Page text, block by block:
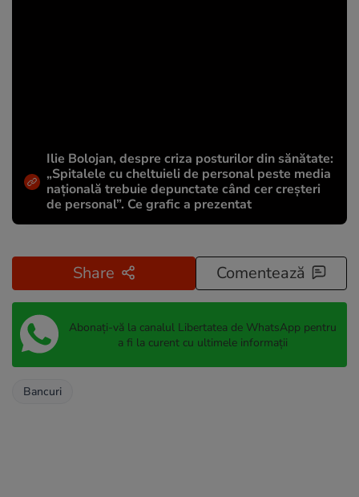
Ilie Bolojan, despre criza posturilor din sănătate:
„Spitalele cu cheltuieli de personal peste media
națională trebuie depunctate când cer creșteri
de personal”. Ce grafic a prezentat
Share Comentează
Abonați-vă la canalul Libertatea de WhatsApp pentru
a fi la curent cu ultimele informații
Bancuri